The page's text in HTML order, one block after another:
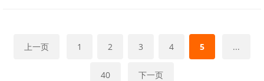
上一页 1 2 3 4 5 ...
40 下一页